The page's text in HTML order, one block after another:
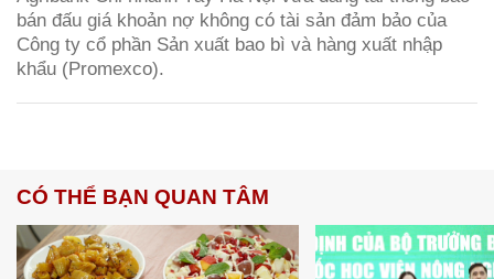
bán đấu giá khoản nợ không có tài sản đảm bảo của
Công ty cổ phần Sản xuất bao bì và hàng xuất nhập
khẩu (Promexco).
CÓ THỂ BẠN QUAN TÂM